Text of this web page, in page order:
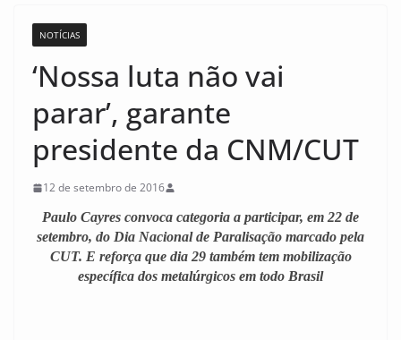
NOTÍCIAS
‘Nossa luta não vai
parar’, garante
presidente da CNM/CUT
12 de setembro de 2016
Paulo Cayres convoca categoria a participar, em 22 de
setembro, do Dia Nacional de Paralisação marcado pela
CUT. E reforça que dia 29 também tem mobilização
específica dos metalúrgicos em todo Brasil